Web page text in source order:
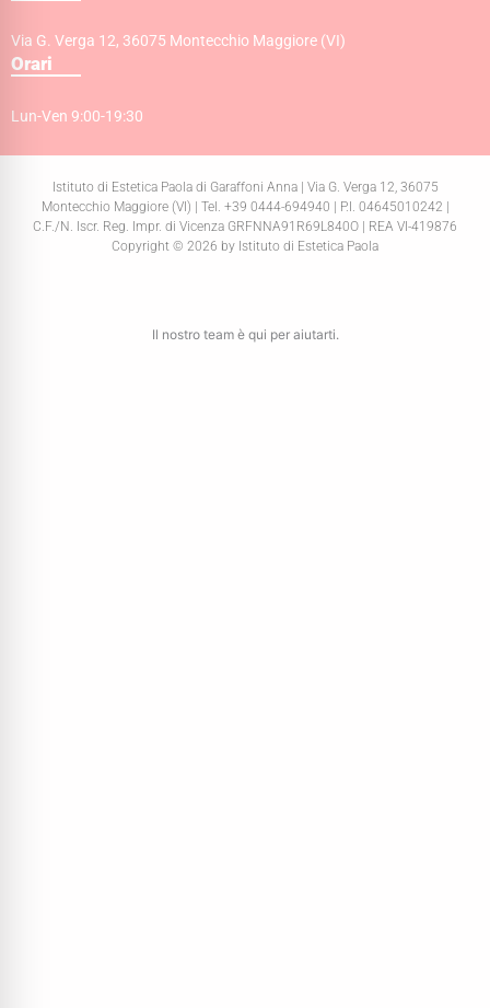
Via G. Verga 12, 36075 Montecchio Maggiore (VI)
Orari
Lun-Ven 9:00-19:30
Istituto di Estetica Paola di Garaffoni Anna | Via G. Verga 12, 36075
Montecchio Maggiore (VI) | Tel. +39 0444-694940 | P.I. 04645010242 |
C.F./N. Iscr. Reg. Impr. di Vicenza GRFNNA91R69L840O | REA VI-419876
Copyright © 2026 by Istituto di Estetica Paola
Il nostro team è qui per aiutarti.